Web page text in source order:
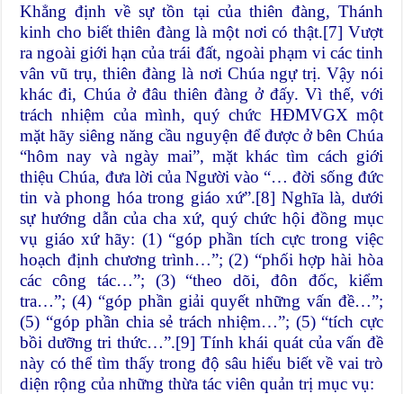
Khẳng định về sự tồn tại của thiên đàng, Thánh
kinh cho biết thiên đàng là một nơi có thật.[7] Vượt
ra ngoài giới hạn của trái đất, ngoài phạm vi các tinh
vân vũ trụ, thiên đàng là nơi Chúa ngự trị. Vậy nói
khác đi, Chúa ở đâu thiên đàng ở đấy. Vì thế, với
trách nhiệm của mình, quý chức HĐMVGX một
mặt hãy siêng năng cầu nguyện để được ở bên Chúa
“hôm nay và ngày mai”, mặt khác tìm cách giới
thiệu Chúa, đưa lời của Người vào “… đời sống đức
tin và phong hóa trong giáo xứ”.[8] Nghĩa là, dưới
sự hướng dẫn của cha xứ, quý chức hội đồng mục
vụ giáo xứ hãy: (1) “góp phần tích cực trong việc
hoạch định chương trình…”; (2) “phối hợp hài hòa
các công tác…”; (3) “theo dõi, đôn đốc, kiểm
tra…”; (4) “góp phần giải quyết những vấn đề…”;
(5) “góp phần chia sẻ trách nhiệm…”; (5) “tích cực
bồi dưỡng tri thức…”.[9] Tính khái quát của vấn đề
này có thể tìm thấy trong độ sâu hiểu biết về vai trò
diện rộng của những thừa tác viên quản trị mục vụ: